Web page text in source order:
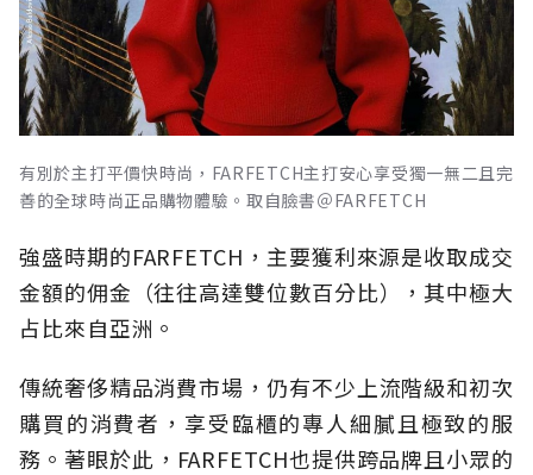
有別於主打平價快時尚，FARFETCH主打安心享受獨一無二且完
善的全球時尚正品購物體驗。取自臉書＠FARFETCH
強盛時期的FARFETCH，主要獲利來源是收取成交
金額的佣金（往往高達雙位數百分比），其中極大
占比來自亞洲。
傳統奢侈精品消費市場，仍有不少上流階級和初次
購買的消費者，享受臨櫃的專人細膩且極致的服
務。著眼於此，FARFETCH也提供跨品牌且小眾的